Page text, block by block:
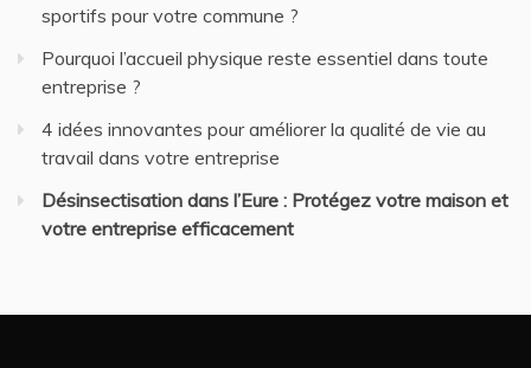
sportifs pour votre commune ?
Pourquoi l’accueil physique reste essentiel dans toute
entreprise ?
4 idées innovantes pour améliorer la qualité de vie au
travail dans votre entreprise
Désinsectisation dans l’Eure : Protégez votre maison et
votre entreprise efficacement